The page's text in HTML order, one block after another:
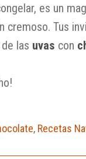
es un
cremoso. Tus
las uvas con
, Recetas